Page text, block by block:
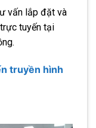
vấn lắp đặt và
tuyến tại
truyền hình